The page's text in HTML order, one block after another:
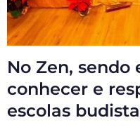
No Zen, sendo
conhecer e
escolas